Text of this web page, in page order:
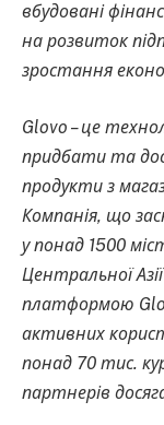
вбудовані
на розвиток
зростання
Glovo – це
придбати та
продукти з
Компанія, що
у понад 1500
Центральної
платформою
активних
понад 70 тис.
партнерів